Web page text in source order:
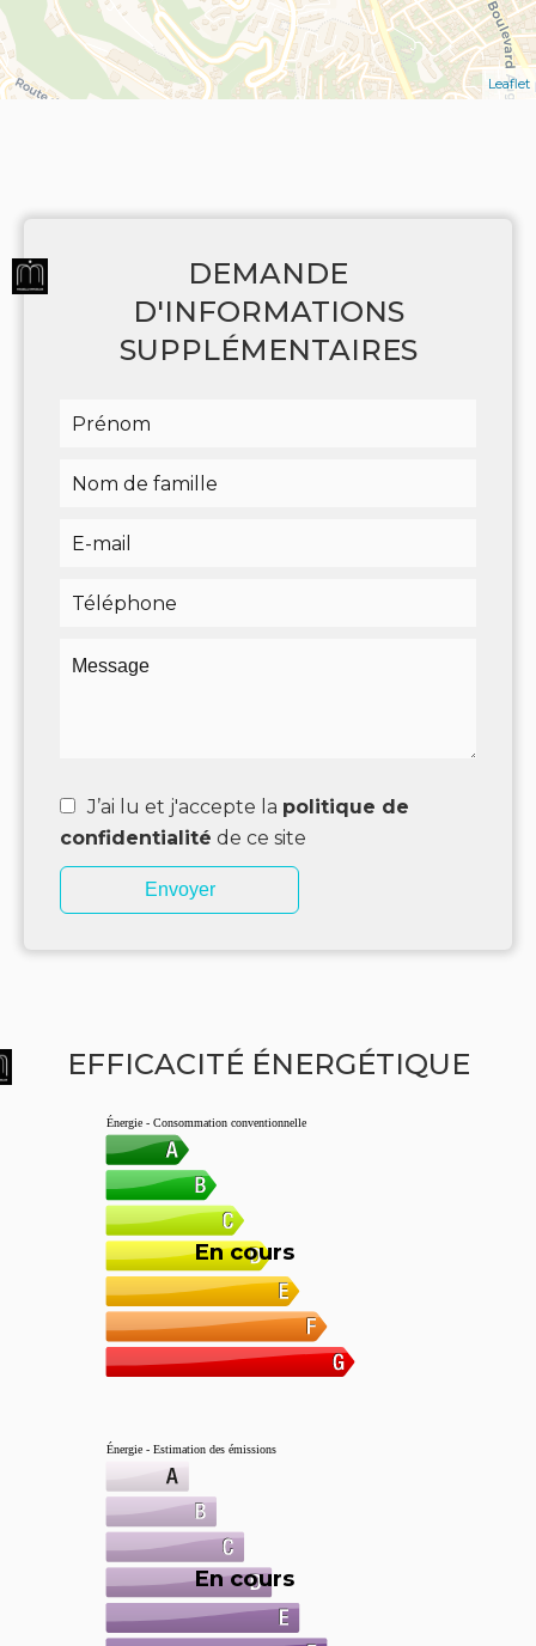
Leaflet
DEMANDE
D'INFORMATIONS
SUPPLÉMENTAIRES
J’ai lu et j'accepte la politique de
confidentialité de ce site
Envoyer
EFFICACITÉ ÉNERGÉTIQUE
Énergie - Consommation conventionnelle
En cours
Énergie - Estimation des émissions
En cours